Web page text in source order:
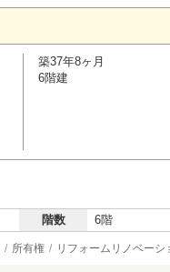
築37年8ヶ月
6階建
階数 6階
所有権 リフォームリノベーシ